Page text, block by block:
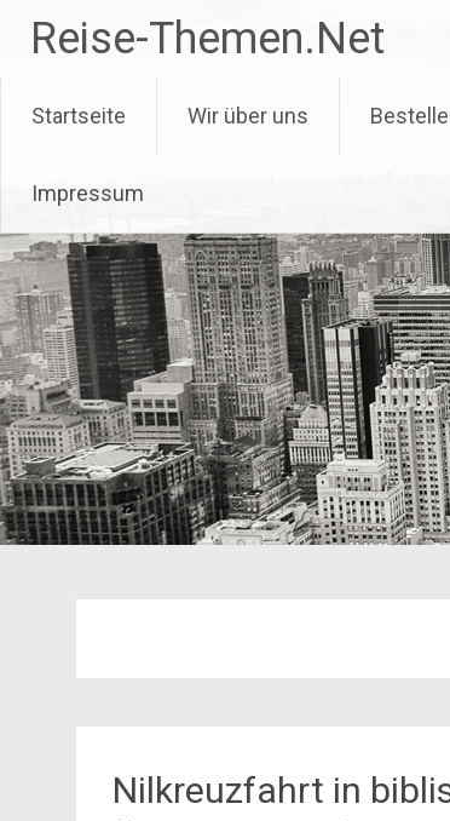
Inhalt
springen
Reise-Themen.Net
Startseite Wir über uns
Impressum
Nilkreuzfahrt in